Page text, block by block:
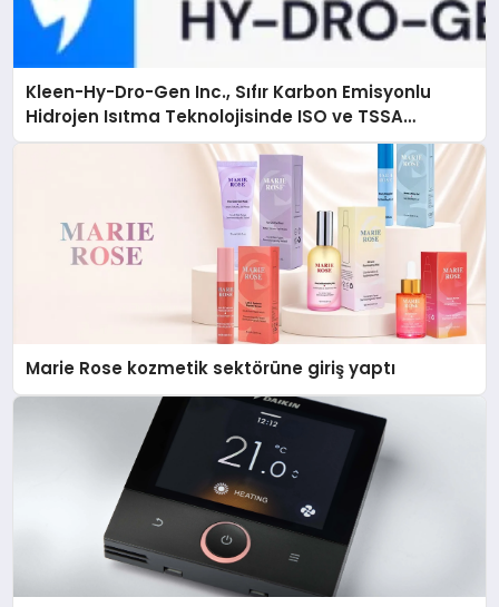
Kleen-Hy-Dro-Gen Inc., Sıfır Karbon Emisyonlu
Hidrojen Isıtma Teknolojisinde ISO ve TSSA
Düzenleyici Onaylarını Aldı
Marie Rose kozmetik sektörüne giriş yaptı